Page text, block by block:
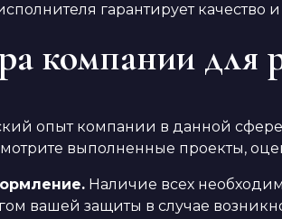
гарантирует качество и
компании для
опыт компании в данной
выполненные проекты,
Наличие всех
вашей защиты в случае